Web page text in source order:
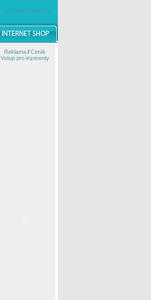
windowsmobile.cz
Reklama/ Ceník
Vstup pro inzerenty